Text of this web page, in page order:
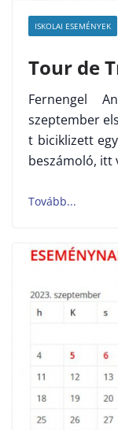
ISKOLAI ESEMÉNYEK
Tour de
Fernengel
szeptember
t biciklizett
beszámoló, itt